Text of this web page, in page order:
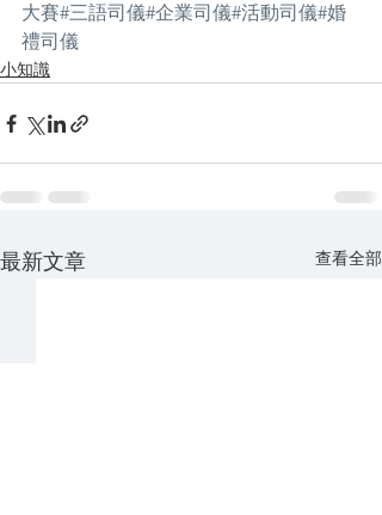
大賽#三語司儀#企業司儀#活動司儀#婚
禮司儀
小知識
最新文章 查看全部